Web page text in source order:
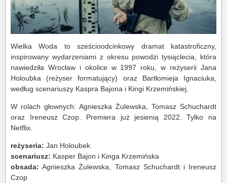
Wielka Woda to sześcioodcinkowy dramat katastroficzny,
inspirowany wydarzeniami z okresu powodzi tysiąclecia, która
nawiedziła Wrocław i okolice w 1997 roku, w reżyserii Jana
Holoubka (reżyser formatujący) oraz Bartłomieja Ignaciuka,
według scenariuszy Kaspra Bajona i Kingi Krzemińskiej.
W rolach głownych: Agnieszka Żulewska, Tomasz Schuchardt
oraz Ireneusz Czop. Premiera już jesienią 2022. Tylko na
Netflix.
reżyseria: Jan Holoubek
scenariusz: Kasper Bajon i Kinga Krzemińska
obsada: Agnieszka Żulewska, Tomasz Schuchardt i Ireneusz
Czop